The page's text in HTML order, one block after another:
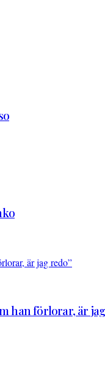
han förlorar, är